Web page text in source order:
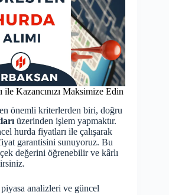
Kazancınızı Maksimize Edin
önemli kriterlerden biri, doğru
üzerinden işlem yapmaktır.
hurda fiyatları ile çalışarak
garantisini sunuyoruz. Bu
değerini öğrenebilir ve kârlı
piyasa analizleri ve güncel